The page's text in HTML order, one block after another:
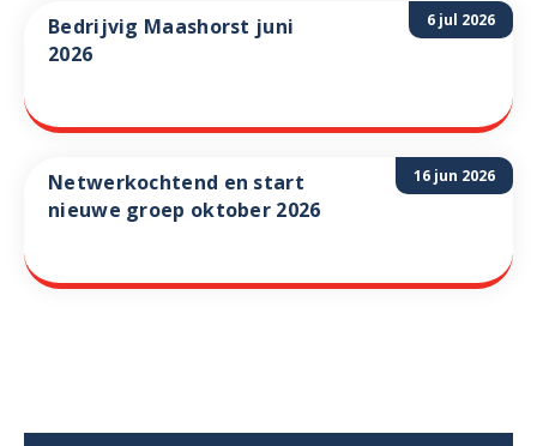
6 jul 2026
Bedrijvig Maashorst juni
2026
16 jun 2026
Netwerkochtend en start
nieuwe groep oktober 2026